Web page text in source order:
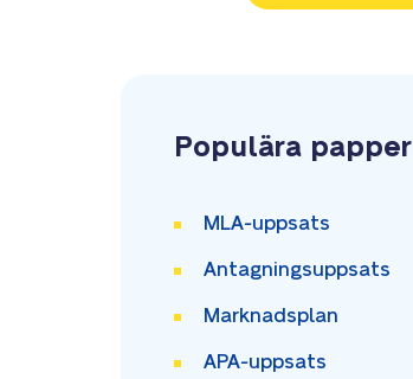
Populära papper
MLA-uppsats
Antagningsuppsats
Marknadsplan
APA-uppsats